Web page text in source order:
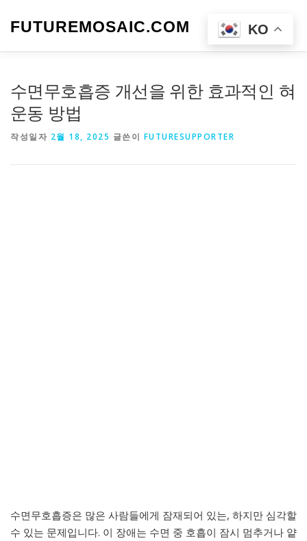
FUTUREMOSAIC.COM 메뉴
수면무호흡증 개선을 위한 효과적인 혀
운동 방법
작성일자 2월 18, 2025 글쓴이 FUTURESUPPORTER
수면무호흡증은 많은 사람들에게 잠재되어 있는, 하지만 심각할
수 있는 문제입니다. 이 장애는 수면 중 호흡이 잠시 멈추거나 얕
KO